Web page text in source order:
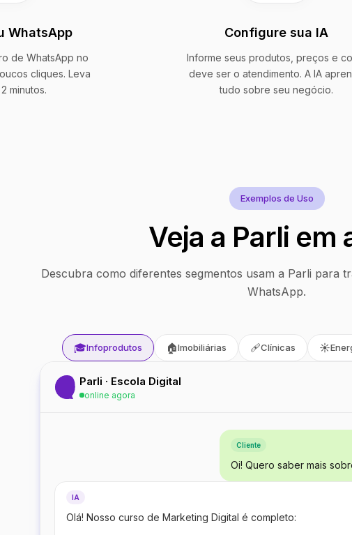
WhatsApp
de WhatsApp no
cliques. Leva
minutos.
Configure sua IA
Informe seus produtos, preços e
deve ser o atendimento. A IA
tudo sobre seu negócio.
Exemplos de Uso
Veja a Parli em
Descubra como diferentes segmentos usam a Parli para
WhatsApp.
🎓Infoprodutos 🏠Imobiliárias 🩹Clínicas ☀️
Parli · Escola Digital
online agora
Cliente
Oi! Quero saber mais
IA
Olá! Nosso curso de Marketing Digital é completo: